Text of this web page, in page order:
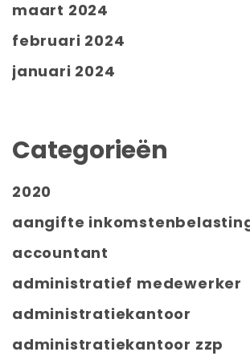
maart 2024
februari 2024
januari 2024
Categorieën
2020
aangifte
accountant
administratief medewerker
administratiekantoor
administratiekantoor zzp